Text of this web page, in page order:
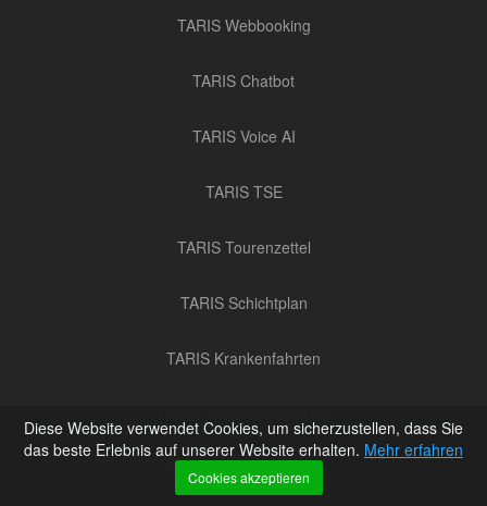
TARIS Webbooking
TARIS Chatbot
TARIS Voice AI
TARIS TSE
TARIS Tourenzettel
TARIS Schichtplan
TARIS Krankenfahrten
TARIS Fuhrparkmanager
Diese Website verwendet Cookies, um sicherzustellen, dass Sie
das beste Erlebnis auf unserer Website erhalten. Mehr erfahren
Cookies akzeptieren